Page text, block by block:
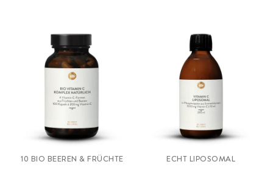
10 BIO BEEREN & FRÜCHTE ECHT LIPOSOMAL